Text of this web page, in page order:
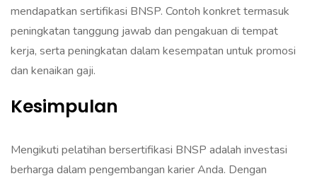
mendapatkan sertifikasi BNSP. Contoh konkret termasuk
peningkatan tanggung jawab dan pengakuan di tempat
kerja, serta peningkatan dalam kesempatan untuk promosi
dan kenaikan gaji.
Kesimpulan
Mengikuti pelatihan bersertifikasi BNSP adalah investasi
berharga dalam pengembangan karier Anda. Dengan